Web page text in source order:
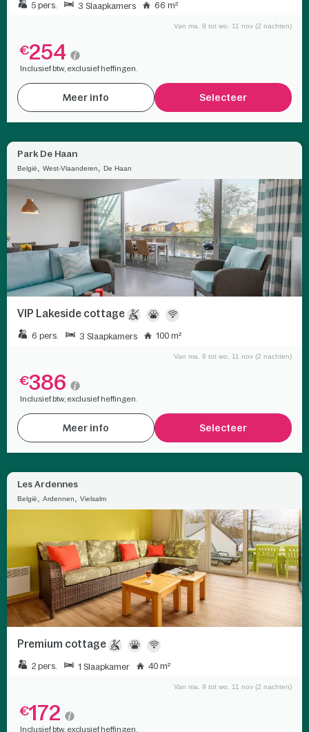
5 pers. 3 Slaapkamers 66 m²
Van ma. 9 tot wo. 11 nov (2 nachten)
€254
Inclusief btw, exclusief heffingen.
Meer info Selecteer
Park De Haan
België, West-Vlaanderen, De Haan
VIP Lakeside cottage
6 pers. 3 Slaapkamers 100 m²
Van ma. 9 tot wo. 11 nov (2 nachten)
€386
Inclusief btw, exclusief heffingen.
Meer info Selecteer
Les Ardennes
België, Ardennen, Vielsalm
Premium cottage
2 pers. 1 Slaapkamer 40 m²
Van ma. 9 tot wo. 11 nov (2 nachten)
€172
Inclusief btw, exclusief heffingen.